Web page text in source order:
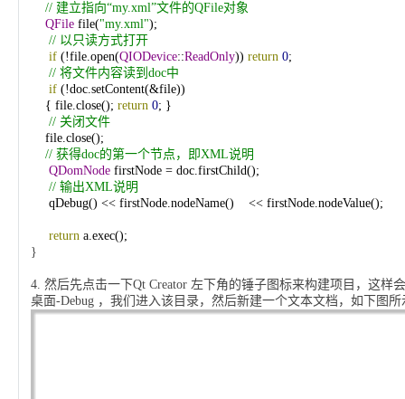
// 建立指向“my.xml”文件的QFile对象
QFile file("my.xml");
// 以只读方式打开
if (!file.open(QIODevice::ReadOnly)) return 0;
// 将文件内容读到doc中
if (!doc.setContent(&file))
{ file.close(); return 0; }
// 关闭文件
file.close();
// 获得doc的第一个节点，即XML说明
QDomNode firstNode = doc.firstChild();
// 输出XML说明
qDebug() << firstNode.nodeName() << firstNode.nodeValue();
return a.exec();
}
4. 然后先点击一下Qt Creator 左下角的锤子图标来构建项目，这样
桌面-Debug ，我们进入该目录，然后新建一个文本文档，如下图所